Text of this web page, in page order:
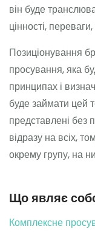
він буде
цінності,
Позиціонування
просування, яка
принципах і
буде займати цей
представлені без
відразу на всіх,
окрему групу, на
Що являє
Комплексне